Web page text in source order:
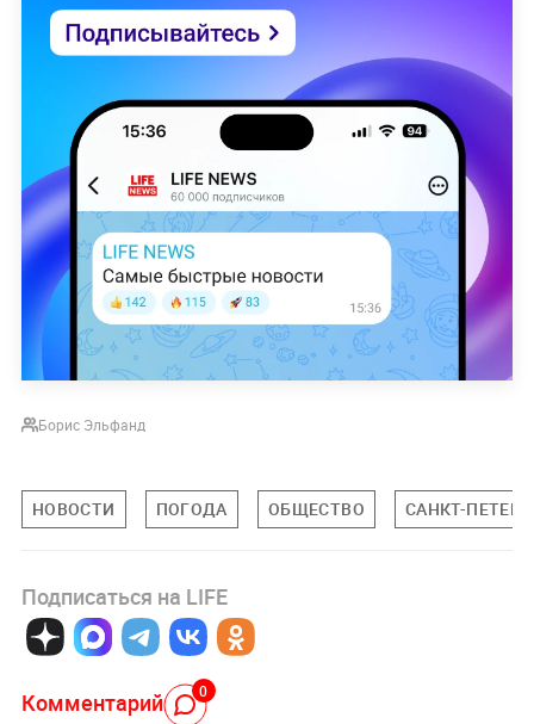
Борис Эльфанд
НОВОСТИ ПОГОДА ОБЩЕСТВО САНКТ-
Подписаться на LIFE
Комментарий 0